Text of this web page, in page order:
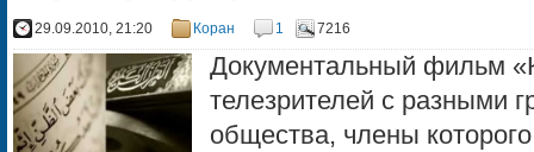
29.09.2010, 21:20 Коран 1 7216
Документальный фильм
телезрителей с разными
общества, члены